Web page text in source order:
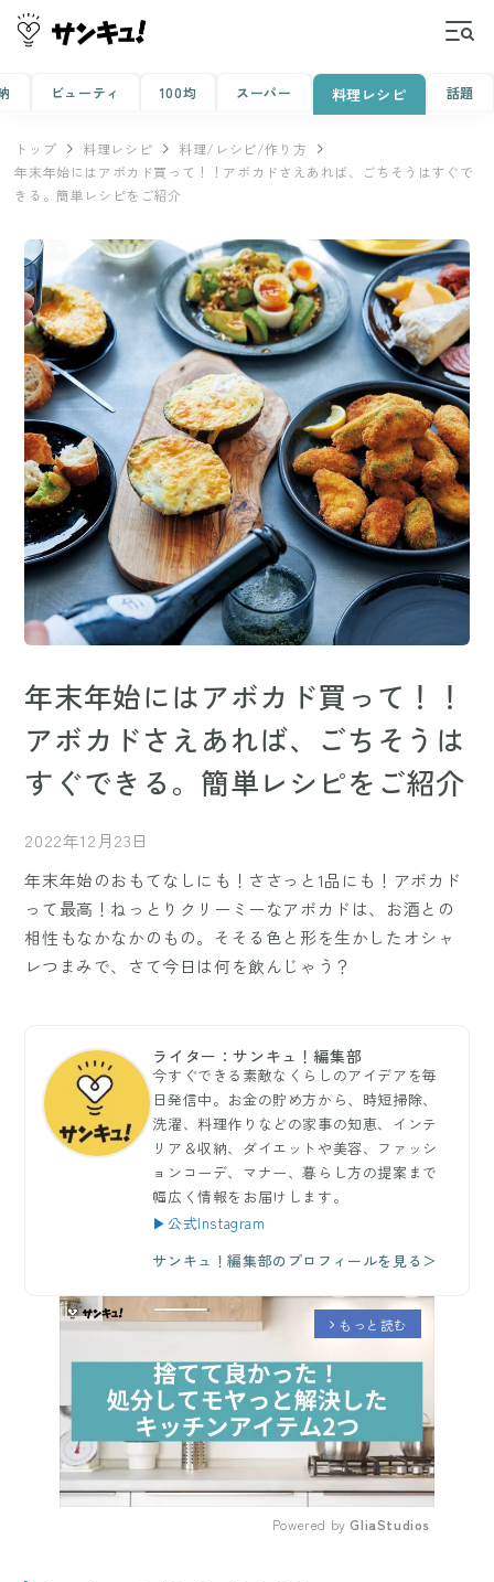
ビューティ 100均 スーパー 料理レシピ 話題
トップ 料理レシピ
料理/レシピ/作り方
年末年始にはアボカド買って！！アボカドさえあれば、ごちそうはすぐで
きる。簡単レシピをご紹介
年末年始にはアボカド買って！！
アボカドさえあれば、ごちそうは
すぐできる。簡単レシピをご紹介
2022年12月23日
年末年始のおもてなしにも！ささっと1品にも！アボカド
って最高！ねっとりクリーミーなアボカドは、お酒との
相性もなかなかのもの。そそる色と形を生かしたオシャ
レつまみで、さて今日は何を飲んじゃう？
ライター：サンキュ！編集部
今すぐできる素敵なくらしのアイデアを毎
日発信中。お金の貯め方から、時短掃除、
洗濯、料理作りなどの家事の知恵、インテ
リア＆収納、ダイエットや美容、ファッシ
ョンコーデ、マナー、暮らし方の提案まで
幅広く情報をお届けします。
▶公式Instagram
サンキュ！編集部のプロフィールを見る＞
arrow_forward_ios もっと読む
Powered by GliaStudios